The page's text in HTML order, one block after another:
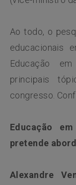
Ao todo, o
educacionais
Educação
principais
congresso.
Educação
pretende
Alexandre